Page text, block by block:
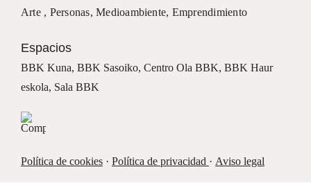
Arte , Personas,Medioambiente, Emprendimiento
Espacios
BBK Kuna, BBK Sasoiko, Centro Ola BBK, BBK Haur
eskola, Sala BBK
Política de cookies· Política de privacidad · Aviso legal